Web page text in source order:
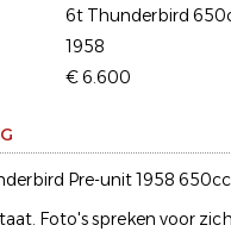
6t Thunderbird
1958
€ 6.600
Pre-unit 1958 650cc
Foto's spreken voor